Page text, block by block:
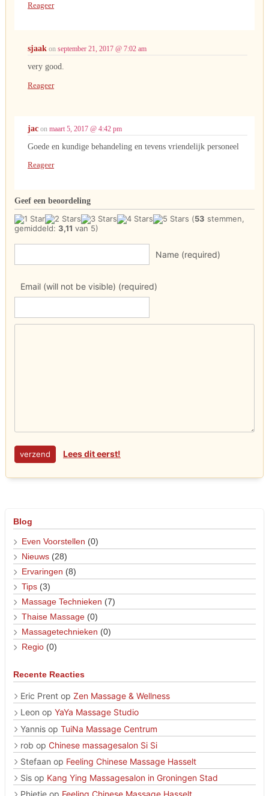
Reageer
sjaak on september 21, 2017 @ 7:02 am
very good.
Reageer
jac on maart 5, 2017 @ 4:42 pm
Goede en kundige behandeling en tevens vriendelijk personeel
Reageer
Geef een beoordeling
(53 stemmen,
gemiddeld: 3,11 van 5)
Name (required)
Email (will not be visible) (required)
Lees dit eerst!
Blog
Even Voorstellen (0)
Nieuws (28)
Ervaringen (8)
Tips (3)
Massage Technieken (7)
Thaise Massage (0)
Massagetechnieken (0)
Regio (0)
Recente Reacties
Eric Prent op Zen Massage & Wellness
Leon op YaYa Massage Studio
Yannis op TuiNa Massage Centrum
rob op Chinese massagesalon Si Si
Stefaan op Feeling Chinese Massage Hasselt
Sis op Kang Ying Massagesalon in Groningen Stad